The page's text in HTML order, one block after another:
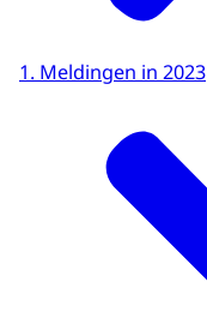
1. Meldingen in 2023